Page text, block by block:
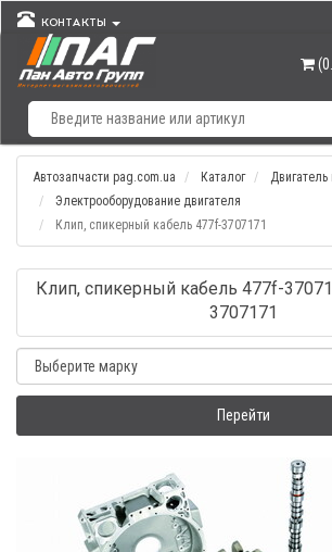
КОНТАКТЫ
Автозапчасти pag.com.ua Каталог
Электрооборудование двигателя
Клип, спикерный кабель 477f-3707171
Клип, спикерный кабель 477f-
3707171
Перейти